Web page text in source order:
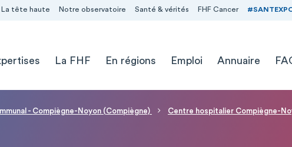
La tête haute Notre observatoire Santé & vérités FHF Cancer
La FHF En régions Emploi Annuaire
- Compiègne-Noyon (Compiègne) Centre hospitalier Compiègne-